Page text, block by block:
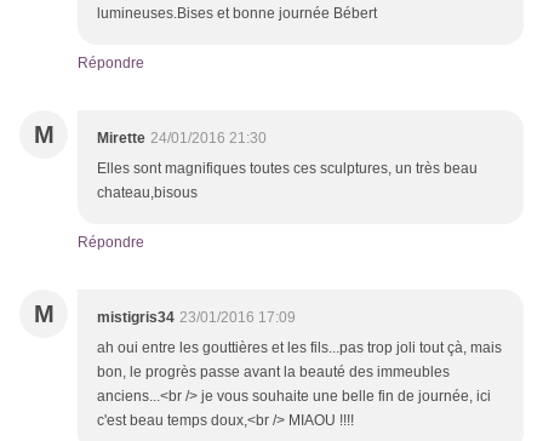
lumineuses.Bises et bonne journée Bébert
Répondre
M Mirette 24/01/2016 21:30
Elles sont magnifiques toutes ces sculptures, un très beau
chateau,bisous
Répondre
M mistigris34 23/01/2016 17:09
ah oui entre les gouttières et les fils...pas trop joli tout çà, mais
bon, le progrès passe avant la beauté des immeubles
anciens...<br /> je vous souhaite une belle fin de journée, ici
c'est beau temps doux,<br /> MIAOU !!!!